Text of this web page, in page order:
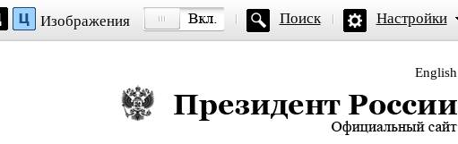
Изображения Поиск Настройки
English
Президент России — официальный сайт